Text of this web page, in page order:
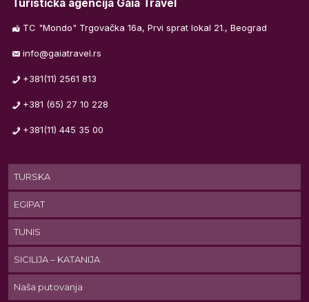
Turistička agencija Gaia Travel
TC "Mondo" Trgovačka 16a, Prvi sprat lokal 21., Beograd
info@gaiatravel.rs
+381(11) 2561 813
+381 (65) 27 10 228
+381(11) 445 35 00
TURSKA
EGIPAT
TUNIS
SICILIJA – KATANIJA
Naša putovanja